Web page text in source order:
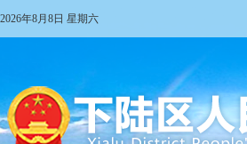
2026年8月8日 星期六